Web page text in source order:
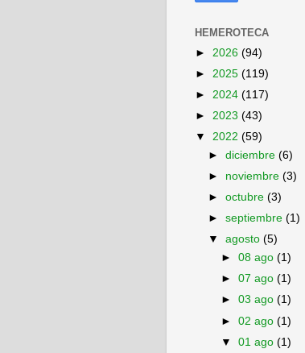
HEMEROTECA
► 2026 (94)
► 2025 (119)
► 2024 (117)
► 2023 (43)
▼ 2022 (59)
►diciembre(6)
► noviembre(3)
►octubre(3)
►septiembre(1)
▼agosto(5)
►08 ago(1)
►07 ago(1)
►03 ago(1)
►02 ago(1)
▼01 ago(1)